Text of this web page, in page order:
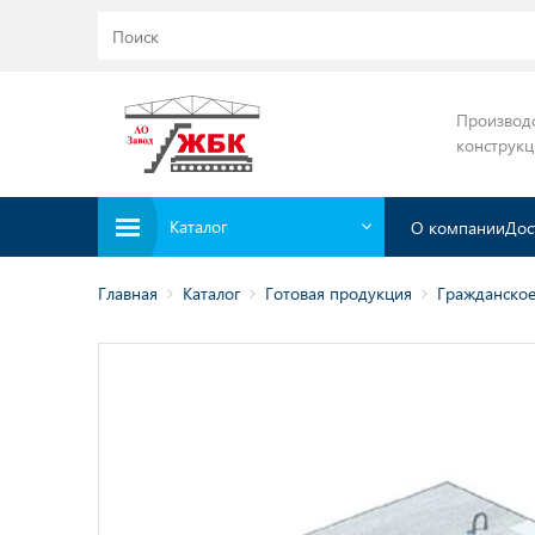
Каталог О компании
Главная Каталог Готовая продукция